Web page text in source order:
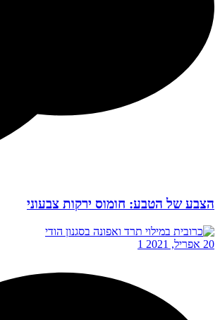
הצבע של הטבע: חומוס ירקות צבעוני
20 אפריל, 2021 1